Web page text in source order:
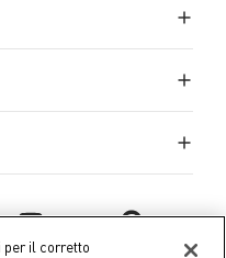
per il corretto